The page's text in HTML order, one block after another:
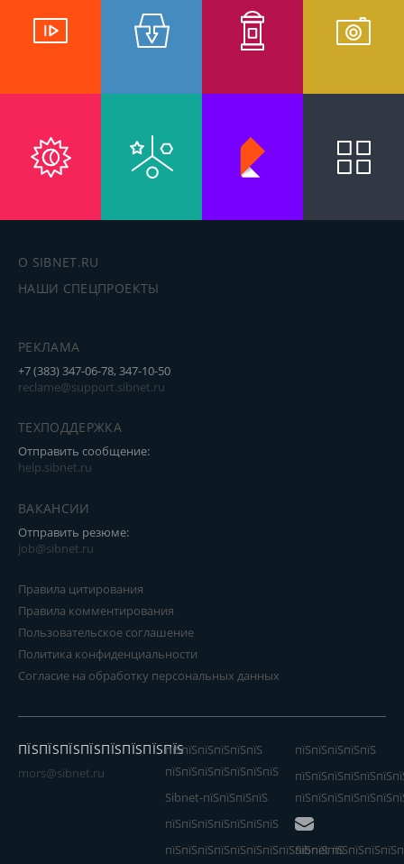
О SIBNET.RU
НАШИ СПЕЦПРОЕКТЫ
РЕКЛАМА
+7 (383) 347-06-78, 347-10-50
reclame@support.sibnet.ru
ТЕХПОДДЕРЖКА
Отправить сообщение:
help.sibnet.ru
ВАКАНСИИ
Отправить резюме:
job@sibnet.ru
Правила цитирования
Правила комментирования
Пользовательское соглашение
Политика конфиденциальности
Согласие на обработку персональных данных
ПЇЅПЇЅПЇЅПЇЅПЇЅПЇЅПЇЅПЇЅ
mors@sibnet.ru
пїЅпїЅпїЅпїЅпїЅпїЅ
пїЅпїЅпїЅпїЅпїЅпїЅпїЅ
Sibnet-пїЅпїЅпїЅпїЅ
пїЅпїЅпїЅпїЅпїЅ
пїЅпїЅпїЅпїЅпїЅпїЅпїЅ
пїЅпїЅпїЅпїЅпїЅпїЅпїЅпїЅпїЅпїЅпїЅ
Sibnet